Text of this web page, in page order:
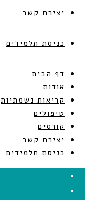
יצירת קשר
כניסת תלמידים
דף הבית
אודות
קריאות נשמתיות
טיפולים
קורסים
יצירת קשר
כניסת תלמידים